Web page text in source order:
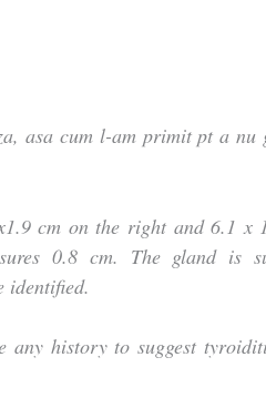
asa cum l-am primit pt a nu
cm on the right and 6.1 x
0.8 cm. The gland is
identified.
any history to suggest